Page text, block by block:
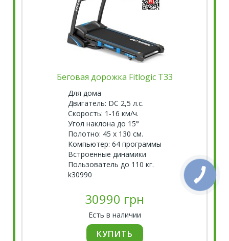
Беговая дорожка Fitlogic T33
Для дома
Двигатель: DC 2,5 л.с.
Скорость: 1-16 км/ч.
Угол наклона до 15°
Полотно: 45 х 130 см.
Компьютер: 64 программы
Встроенные динамики
Пользователь до 110 кг.
k30990
30990 грн
Есть в наличии